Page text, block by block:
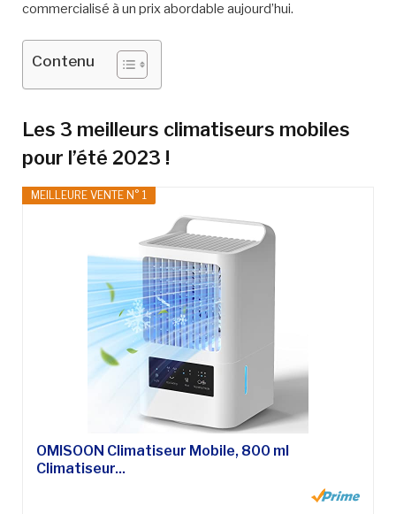
commercialisé à un prix abordable aujourd’hui.
Contenu
Les 3 meilleurs climatiseurs mobiles
pour l’été 2023 !
MEILLEURE VENTE N° 1
OMISOON Climatiseur Mobile, 800 ml
Climatiseur...